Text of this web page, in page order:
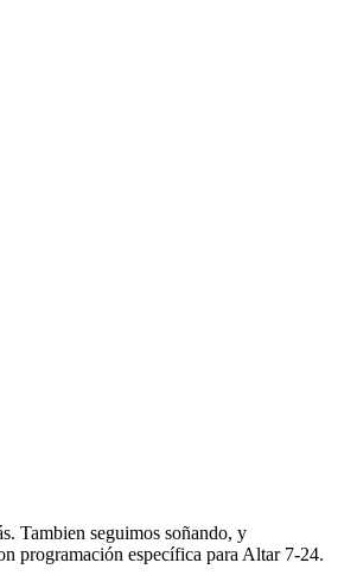
Tambien seguimos soñando, y
programación específica para Altar 7-24.